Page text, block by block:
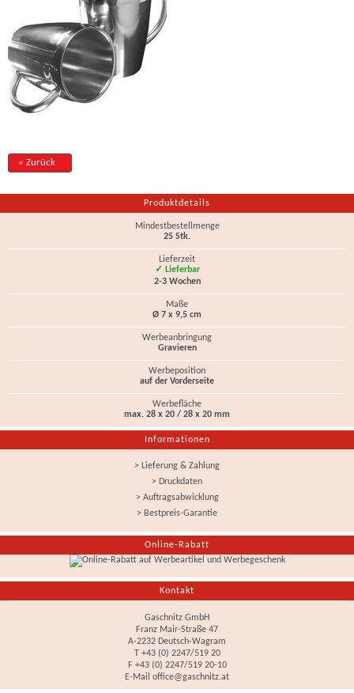
« Zurück
Produktdetails
Mindestbestellmenge
25 Stk.
Lieferzeit
✓ Lieferbar
2-3 Wochen
Maße
Ø 7 x 9,5 cm
Werbeanbringung
Gravieren
Werbeposition
auf der Vorderseite
Werbefläche
max. 28 x 20 / 28 x 20 mm
Informationen
> Lieferung & Zahlung
> Druckdaten
> Auftragsabwicklung
> Bestpreis-Garantie
Online-Rabatt
Kontakt
Gaschnitz GmbH
Franz Mair-Straße 47
A-2232 Deutsch-Wagram
T +43 (0) 2247/519 20
F +43 (0) 2247/519 20-10
E-Mail office@gaschnitz.at